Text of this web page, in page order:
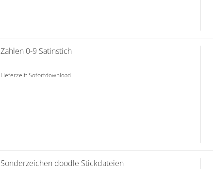
Zahlen 0-9 Satinstich
Lieferzeit: Sofortdownload
Sonderzeichen doodle Stickdateien